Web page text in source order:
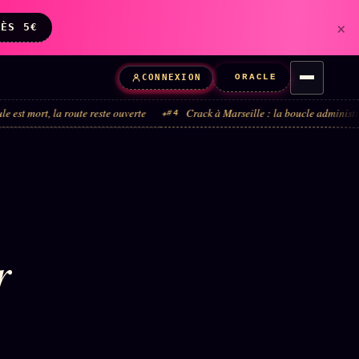
5€ ×
CONNEXION ORACLE
route reste ouverte #4 Crack à Marseille : la boucle administrative, pas